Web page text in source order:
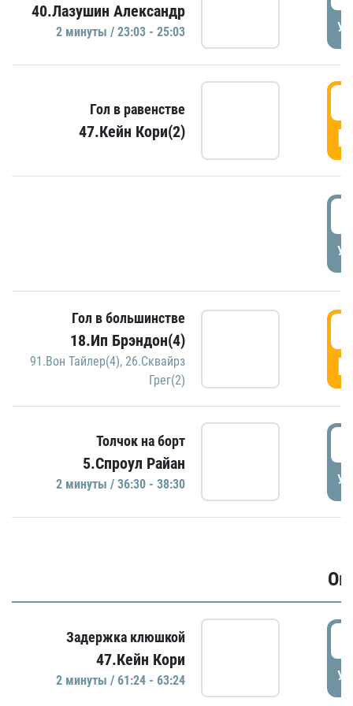
40.Лазушин Александр
2 минуты / 23:03 - 25:03
Гол в равенстве
47.Кейн Кори(2)
Гол в большинстве
18.Ип Брэндон(4)
91.Вон Тайлер(4), 26.Сквайрз
Грег(2)
Толчок на борт
5.Спроул Райан
2 минуты / 36:30 - 38:30
Задержка клюшкой
47.Кейн Кори
2 минуты / 61:24 - 63:24